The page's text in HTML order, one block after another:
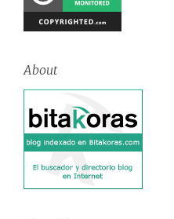
About